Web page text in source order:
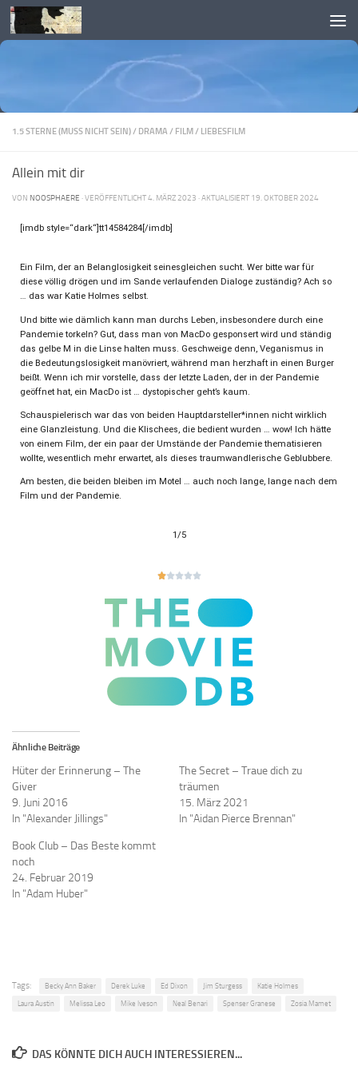
Skip to content
1.5 STERNE (MUSS NICHT SEIN)/ DRAMA / FILM / LIEBESFILM
Allein mit dir
VON NOOSPHAERE · VERÖFFENTLICHT4. MÄRZ 2023 · AKTUALISIERT 19. OKTOBER 2024
[imdb style=“dark“]tt14584284[/imdb]
Ein Film, der an Belanglosigkeit seinesgleichen sucht. Wer bitte war für
diese völlig drögen und im Sande verlaufenden Dialoge zuständig? Ach so
… das war Katie Holmes selbst.
Und bitte wie dämlich kann man durchs Leben, insbesondere durch eine
Pandemie torkeln? Gut, dass man von MacDo gesponsert wird und ständig
das gelbe M in die Linse halten muss. Geschweige denn, Veganismus in
die Bedeutungslosigkeit manövriert, während man herzhaft in einen Burger
beißt. Wenn ich mir vorstelle, dass der letzte Laden, der in der Pandemie
geöffnet hat, ein MacDo ist … dystopischer geht’s kaum.
Schauspielerisch war das von beiden Hauptdarsteller*innen nicht wirklich
eine Glanzleistung. Und die Klischees, die bedient wurden … wow! Ich hätte
von einem Film, der ein paar der Umstände der Pandemie thematisieren
wollte, wesentlich mehr erwartet, als dieses traumwandlerische Geblubbere.
Am besten, die beiden bleiben im Motel … auch noch lange, lange nach dem
Film und der Pandemie.
1/5

Ähnliche Beiträge
Hüter der Erinnerung – The
Giver
9. Juni 2016
In "Alexander Jillings"
The Secret – Traue dich zu
träumen
15. März 2021
In "Aidan Pierce Brennan"
Book Club – Das Beste kommt
noch
24. Februar 2019
In "Adam Huber"
Tags: Becky Ann Baker Derek Luke Ed Dixon Jim Sturgess Katie Holmes
Laura Austin Melissa Leo Mike Iveson Neal Benari Spenser Granese Zosia Mamet
DAS KÖNNTE DICH AUCH INTERESSIEREN...